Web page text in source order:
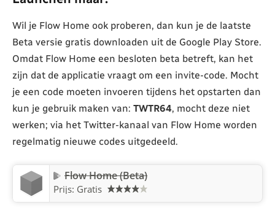
Wil je Flow Home ook proberen, dan kun je de laatste
Beta versie gratis downloaden uit de Google Play Store.
Omdat Flow Home een besloten beta betreft, kan het
zijn dat de applicatie vraagt om een invite-code. Mocht
je een code moeten invoeren tijdens het opstarten dan
kun je gebruik maken van: TWTR64, mocht deze niet
werken; via het Twitter-kanaal van Flow Home worden
regelmatig nieuwe codes uitgedeeld.
Flow Home (Beta)
Prijs: Gratis